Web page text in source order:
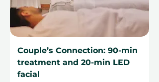
Couple’s Connection: 90-min
treatment and 20-min LED
facial